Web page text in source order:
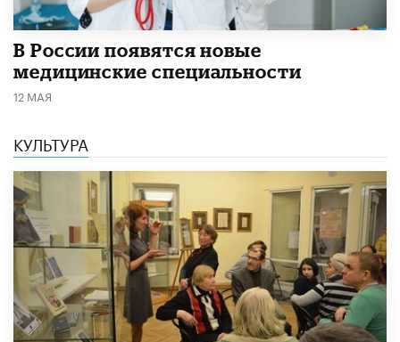
В России появятся новые
медицинские специальности
12 МАЯ
КУЛЬТУРА